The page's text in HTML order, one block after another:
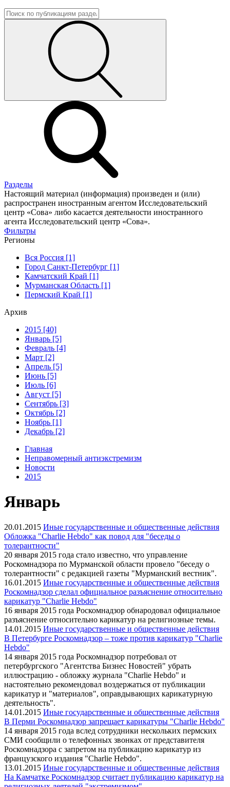
Разделы
Настоящий материал (информация) произведен и (или)
распространен иностранным агентом Исследовательский
центр «Сова» либо касается деятельности иностранного
агента Исследовательский центр «Сова».
Фильтры
Регионы
Вся Россия [1]
Город Санкт-Петербург [1]
Камчатский Край [1]
Мурманская Область [1]
Пермский Край [1]
Архив
2015 [40]
Январь [5]
Февраль [4]
Март [2]
Апрель [5]
Июнь [5]
Июль [6]
Август [5]
Сентябрь [3]
Октябрь [2]
Ноябрь [1]
Декабрь [2]
Главная
Неправомерный антиэкстремизм
Новости
2015
Январь
20.01.2015 Иные государственные и общественные действия
Обложка "Charlie Hebdo" как повод для "беседы о
толерантности"
20 января 2015 года стало известно, что управление
Роскомнадзора по Мурманской области провело "беседу о
толерантности" с редакцией газеты "Мурманский вестник".
16.01.2015 Иные государственные и общественные действия
Роскомнадзор сделал официальное разъяснение относительно
карикатур "Charlie Hebdo"
16 января 2015 года Роскомнадзор обнародовал официальное
разъяснение относительно карикатур на религиозные темы.
14.01.2015 Иные государственные и общественные действия
В Петербурге Роскомнадзор – тоже против карикатур "Charlie
Hebdo"
14 января 2015 года Роскомнадзор потребовал от
петербургского "Агентства Бизнес Новостей" убрать
иллюстрацию - обложку журнала "Charlie Hebdo" и
настоятельно рекомендовал воздержаться от публикации
карикатур и "материалов", оправдывающих карикатурную
деятельность".
14.01.2015 Иные государственные и общественные действия
В Перми Роскомнадзор запрещает карикатуры "Charlie Hebdo"
14 января 2015 года вслед сотрудники нескольких пермских
СМИ сообщили о телефонных звонках от представителя
Роскомнадзора с запретом на публикацию карикатур из
французского издания "Charlie Hebdo".
13.01.2015 Иные государственные и общественные действия
На Камчатке Роскомнадзор считает публикацию карикатур на